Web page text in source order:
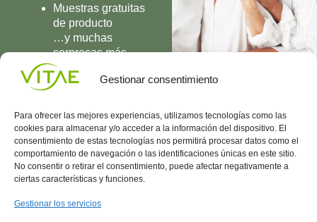
Gestionar consentimiento
Para ofrecer las mejores experiencias, utilizamos tecnologías como las
cookies para almacenar y/o acceder a la información del dispositivo. El
consentimiento de estas tecnologías nos permitirá procesar datos como el
comportamiento de navegación o las identificaciones únicas en este sitio.
No consentir o retirar el consentimiento, puede afectar negativamente a
ciertas características y funciones.
Gestionar los servicios
Muestras gratuitas
de producto
…y muchas
sorpresas más
UNIRME
Conocenos
Vitae
l
Política
de
(+34)
935